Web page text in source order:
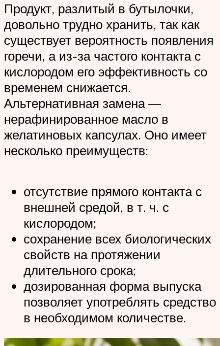
Продукт, разлитый в бутылочки,
довольно трудно хранить, так как
существует вероятность появления
горечи, а из-за частого контакта с
кислородом его эффективность со
временем снижается.
Альтернативная замена —
нерафинированное масло в
желатиновых капсулах. Оно имеет
несколько преимуществ:
отсутствие прямого контакта с
внешней средой, в т. ч. с
кислородом;
сохранение всех биологических
свойств на протяжении
длительного срока;
дозированная форма выпуска
позволяет употреблять средство
в необходимом количестве.